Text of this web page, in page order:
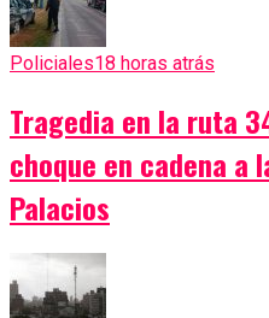
Policiales18 horas atrás
Tragedia en la ruta
choque en cadena a
Palacios